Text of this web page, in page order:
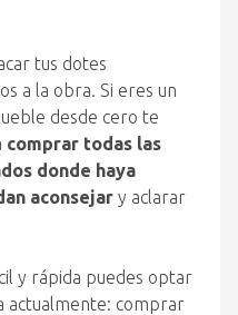
tus dotes
a la obra. Si eres un
desde cero te
comprar todas las
donde haya
aconsejar y aclarar
y rápida puedes optar
actualmente: comprar